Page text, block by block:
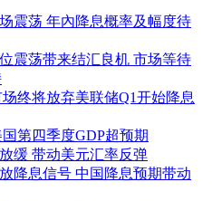
震荡 年內降息概率及幅度待
震荡带来结汇良机 市场等待
终将放弃美联储Q1开始降息
第四季度GDP超预期
缓 带动美元汇率反弹
降息信号 中国降息预期带动